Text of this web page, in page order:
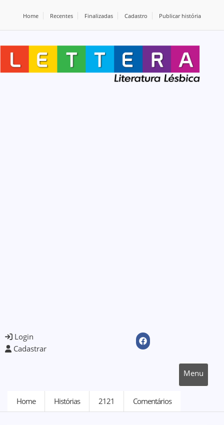
Home Recentes Finalizadas Cadastro Publicar história
Login
Cadastrar
Menu
Home Histórias 2121 Comentários